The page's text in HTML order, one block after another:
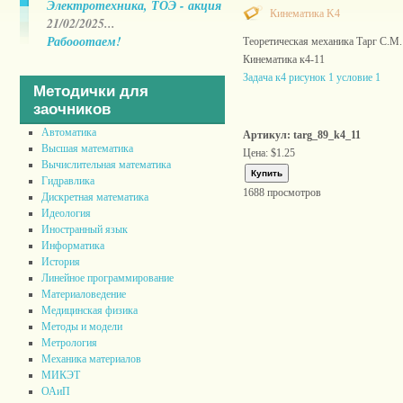
Электротехника, ТОЭ - акция
21/02/2025...
Рабооотаем!
Методички для
заочников
Автоматика
Высшая математика
Вычислительная математика
Гидравлика
Дискретная математика
Идеология
Иностранный язык
Информатика
История
Линейное программирование
Материаловедение
Медицинская физика
Методы и модели
Метрология
Механика материалов
МИКЭТ
ОАиП
Кинематика K4
Теоретическая механика Тарг
Кинематика к4-11
Задача к4 рисунок 1 условие 1
Артикул: targ_89_k4_11
Цена: $1.25
1688 просмотров